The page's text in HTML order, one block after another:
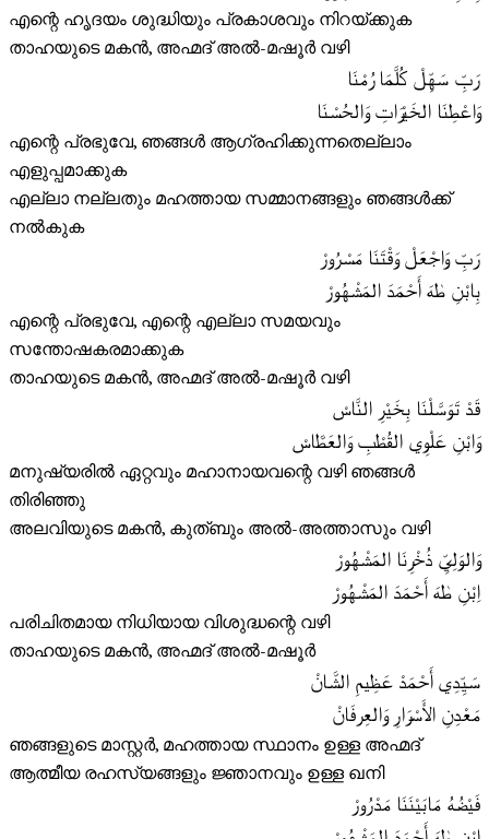
എന്റെ ഹൃദയം ശുദ്ധിയും പ്രകാശവും നിറയ്ക്കുക
താഹയുടെ മകൻ, അഹ്മദ് അൽ-മഷൂർ വഴി
رَبِّ سَهِّلْ كُلَّمَا رُمْنَا
وَاعْطِنَا الخَيْرَاتِ وَالحُسْنَا
എന്റെ പ്രഭുവേ, ഞങ്ങൾ ആഗ്രഹിക്കുന്നതെല്ലാം
എളുപ്പമാക്കുക
എല്ലാ നല്ലതും മഹത്തായ സമ്മാനങ്ങളും ഞങ്ങൾക്ക്
നൽകുക
رَبِّ وَاجْعَلْ وَقْتَنَا مَسْرُورْ
بِابْنِ طٰهَ أَحْمَدَ المَشْهُورْ
എന്റെ പ്രഭുവേ, എന്റെ എല്ലാ സമയവും
സന്തോഷകരമാക്കുക
താഹയുടെ മകൻ, അഹ്മദ് അൽ-മഷൂർ വഴി
قَدْ تَوَسَّلْنَا بِخَيْرِ النَّاسْ
وَابْنِ عَلْوِي القُطْبِ وَالعَطَّاسْ
മനുഷ്യരിൽ ഏറ്റവും മഹാനായവന്റെ വഴി ഞങ്ങൾ
തിരിഞ്ഞു
അലവിയുടെ മകൻ, കുത്ബും അൽ-അത്താസും വഴി
وَالوَلِيِّ ذُخْرِنَا المَشْهُورْ
اِبْنِ طٰهَ أَحْمَدَ المَشْهُورْ
പരിചിതമായ നിധിയായ വിശുദ്ധന്റെ വഴി
താഹയുടെ മകൻ, അഹ്മദ് അൽ-മഷൂർ
سَيِّدِي أَحْمَدْ عَظِیمِ الشَّانْ
مَعْدِنِ الأَسْرَارِ وَالعِرفَانْ
ഞങ്ങളുടെ മാസ്റ്റർ, മഹത്തായ സ്ഥാനം ഉള്ള അഹ്മദ്
ആത്മീയ രഹസ്യങ്ങളും ജ്ഞാനവും ഉള്ള ഖനി
فَيْضُهُ مَابَيْنَنَا مَدْرُورْ